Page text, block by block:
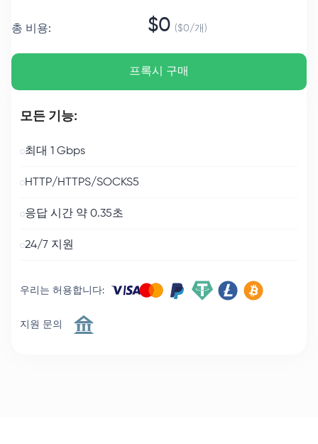
총 비용: $0 ($0/개 )
프록시 구매
모든 기능:
최대 1 Gbps
HTTP/HTTPS/SOCKS5
응답 시간 약 0.35초
24/7 지원
우리는 허용합니다:
지원 문의